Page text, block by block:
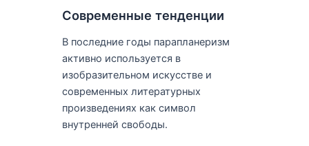
Современные тенденции
В последние годы парапланеризм
активно используется в
изобразительном искусстве и
современных литературных
произведениях как символ
внутренней свободы.